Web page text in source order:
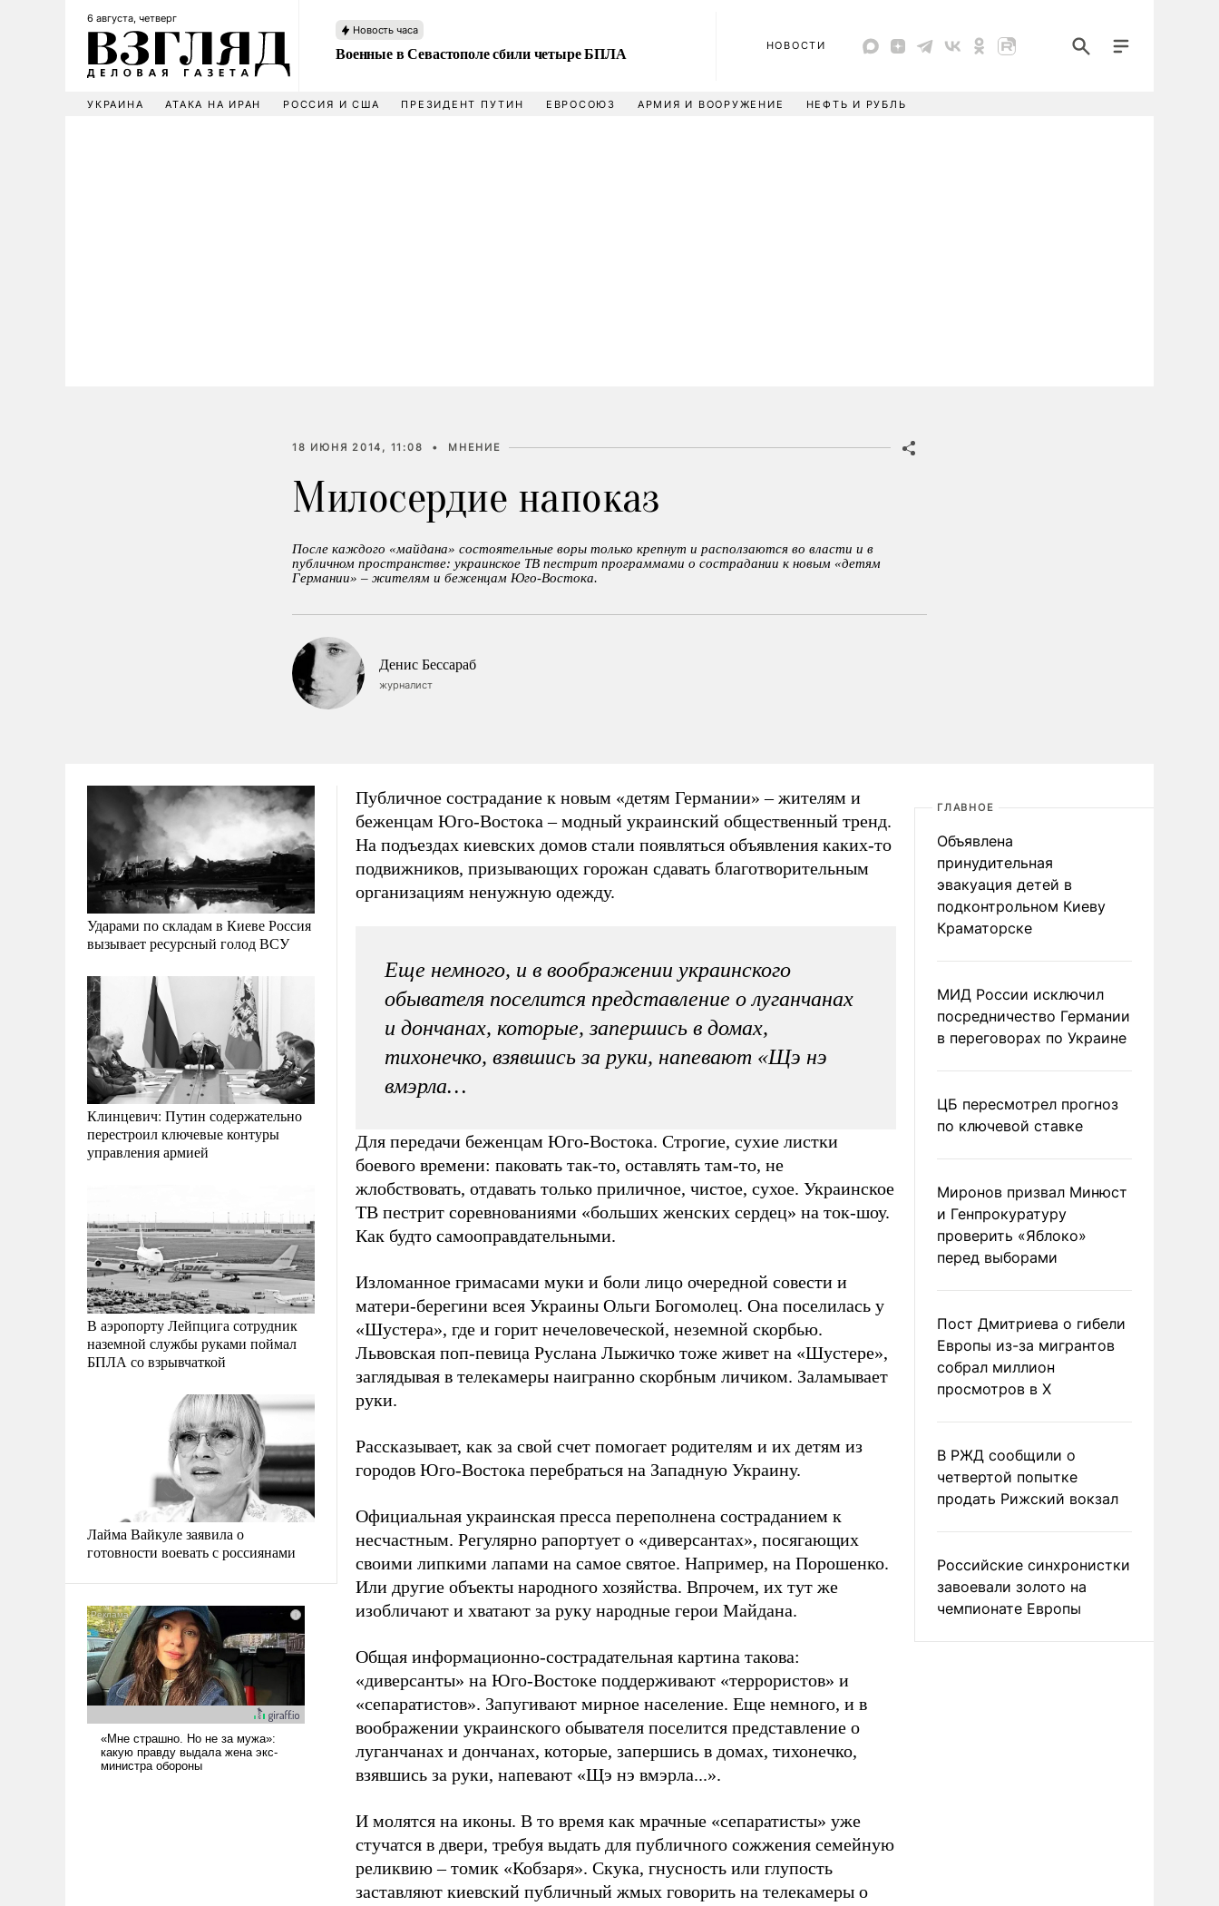
6 августа, четверг
Новость часа
Военные в Севастополе сбили четыре БПЛА НОВОСТИ
УКРАИНА АТАКА НА ИРАН РОССИЯ И США ПРЕЗИДЕНТ ПУТИН ЕВРОСОЮЗ АРМИЯ И ВООРУЖЕНИЕ НЕФТЬ И РУБЛЬ
18 ИЮНЯ 2014, 11:08 • МНЕНИЕ
Милосердие напоказ
После каждого «майдана» состоятельные воры только крепнут и расползаются во власти и в
публичном пространстве: украинское ТВ пестрит программами о сострадании к новым «детям
Германии» – жителям и беженцам Юго-Востока.
Денис Бессараб
журналист
Ударами по складам в Киеве Россия
вызывает ресурсный голод ВСУ
Клинцевич: Путин содержательно
перестроил ключевые контуры
управления армией
В аэропорту Лейпцига сотрудник
наземной службы руками поймал
БПЛА со взрывчаткой
Лайма Вайкуле заявила о
готовности воевать с россиянами
Публичное сострадание к новым «детям Германии» – жителям и
беженцам Юго-Востока – модный украинский общественный тренд.
На подъездах киевских домов стали появляться объявления каких-то
подвижников, призывающих горожан сдавать благотворительным
организациям ненужную одежду.
Еще немного, и в воображении украинского
обывателя поселится представление о луганчанах
и дончанах, которые, запершись в домах,
тихонечко, взявшись за руки, напевают «Щэ нэ
вмэрла…
Для передачи беженцам Юго-Востока. Строгие, сухие листки
боевого времени: паковать так-то, оставлять там-то, не
жлобствовать, отдавать только приличное, чистое, сухое. Украинское
ТВ пестрит соревнованиями «больших женских сердец» на ток-шоу.
Как будто самооправдательными.
Изломанное гримасами муки и боли лицо очередной совести и
матери-берегини всея Украины Ольги Богомолец. Она поселилась у
«Шустера», где и горит нечеловеческой, неземной скорбью.
Львовская поп-певица Руслана Лыжичко тоже живет на «Шустере»,
заглядывая в телекамеры наигранно скорбным личиком. Заламывает
руки.
Рассказывает, как за свой счет помогает родителям и их детям из
городов Юго-Востока перебраться на Западную Украину.
Официальная украинская пресса переполнена состраданием к
несчастным. Регулярно рапортует о «диверсантах», посягающих
своими липкими лапами на самое святое. Например, на Порошенко.
Или другие объекты народного хозяйства. Впрочем, их тут же
изобличают и хватают за руку народные герои Майдана.
Общая информационно-сострадательная картина такова:
«диверсанты» на Юго-Востоке поддерживают «террористов» и
«сепаратистов». Запугивают мирное население. Еще немного, и в
воображении украинского обывателя поселится представление о
луганчанах и дончанах, которые, запершись в домах, тихонечко,
взявшись за руки, напевают «Щэ нэ вмэрла...».
И молятся на иконы. В то время как мрачные «сепаратисты» уже
стучатся в двери, требуя выдать для публичного сожжения семейную
реликвию – томик «Кобзаря». Скука, гнусность или глупость
заставляют киевский публичный жмых говорить на телекамеры о
ГЛАВНОЕ
Объявлена
принудительная
эвакуация детей в
подконтрольном Киеву
Краматорске
МИД России исключил
посредничество Германии
в переговорах по Украине
ЦБ пересмотрел прогноз
по ключевой ставке
Миронов призвал Минюст
и Генпрокуратуру
проверить «Яблоко»
перед выборами
Пост Дмитриева о гибели
Европы из-за мигрантов
собрал миллион
просмотров в X
В РЖД сообщили о
четвертой попытке
продать Рижский вокзал
Российские синхронистки
завоевали золото на
чемпионате Европы